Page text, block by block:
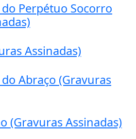
Perpétuo Socorro
Assinadas)
Abraço (Gravuras
(Gravuras Assinadas)